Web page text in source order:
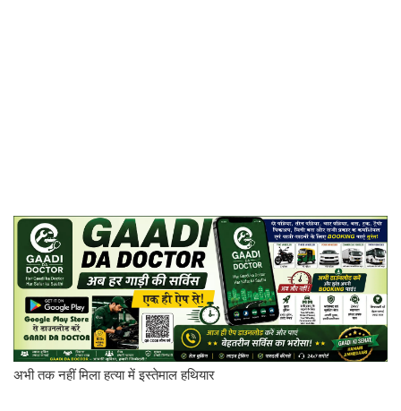
अभी तक नहीं मिला हत्या में इस्तेमाल हथियार